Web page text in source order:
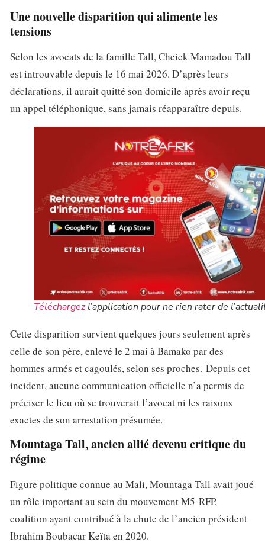
Une nouvelle disparition qui alimente les
tensions
Selon les avocats de la famille Tall, Cheick Mamadou Tall
est introuvable depuis le 16 mai 2026. D’après leurs
déclarations, il aurait quitté son domicile après avoir reçu
un appel téléphonique, sans jamais réapparaître depuis.
Téléchargezl’application pour ne rien rater de
Cette disparition survient quelques jours seulement après
celle de son père, enlevé le 2 mai à Bamako par des
hommes armés et cagoulés, selon ses proches. Depuis cet
incident, aucune communication officielle n’a permis de
préciser le lieu où se trouverait l’avocat ni les raisons
exactes de son arrestation présumée.
Mountaga Tall, ancien allié devenu critique du
régime
Figure politique connue au Mali, Mountaga Tall avait joué
un rôle important au sein du mouvement M5-RFP,
coalition ayant contribué à la chute de l’ancien président
Ibrahim Boubacar Keïta en 2020.